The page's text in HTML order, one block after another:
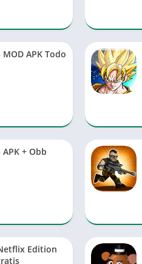
APK Todo
+ Obb
Edition